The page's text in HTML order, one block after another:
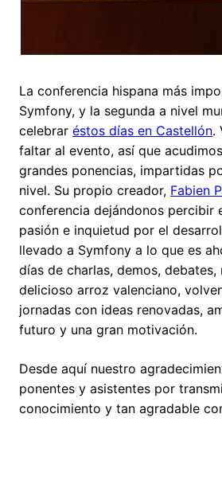
La conferencia hispana más
Symfony, y la segunda a nivel
celebrar éstos días en Castellón.
faltar al evento, así que
grandes ponencias, impartidas
nivel. Su propio creador, Fabien
conferencia dejándonos percibir
pasión e inquietud por el
llevado a Symfony a lo que es
días de charlas, demos,
delicioso arroz valenciano,
jornadas con ideas renovadas,
futuro y una gran motivación.
Desde aquí nuestro
ponentes y asistentes por
conocimiento y tan agradable